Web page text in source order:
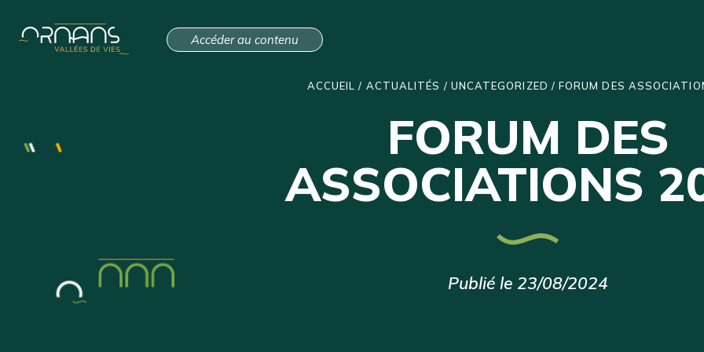
Accéder au contenu
ACCUEIL / ACTUALITÉS / UNCATEGORIZED / FORUM DES
FORUM DES
ASSOCIATIONS
Publié le 23/08/2024